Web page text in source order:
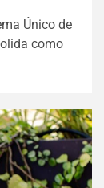
Único de
como